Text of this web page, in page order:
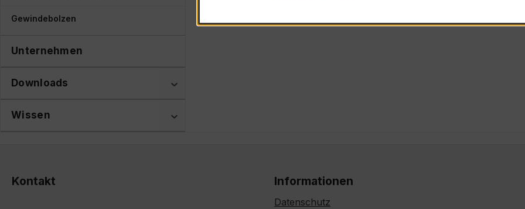
Gewindebolzen
Unternehmen
Downloads
Wissen
Kontakt Informationen
Datenschutz